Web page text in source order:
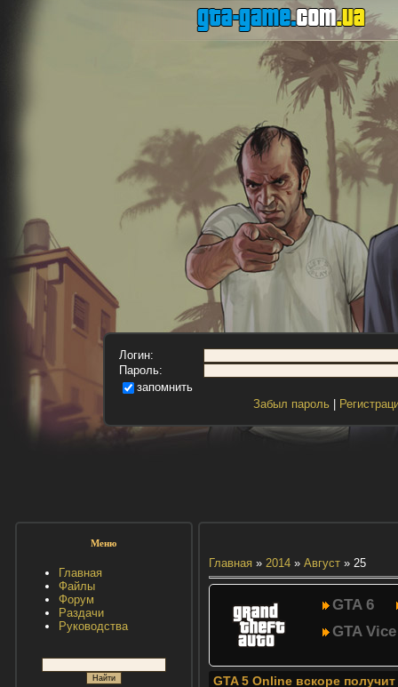
Логин:
Пароль:
запомнить
Забыл пароль|
Меню
Главная
Файлы
Форум
Раздачи
Руководства
Главная» 2014 » Август » 25
GTA 6
GTA
GTA 5 Online вскоре